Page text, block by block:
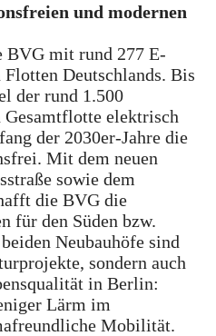
und modernen
BVG mit rund 277 E-
Flotten Deutschlands. Bis
der rund 1.500
Gesamtflotte elektrisch
der 2030er-Jahre die
Mit dem neuen
sowie dem
die BVG die
für den Süden bzw.
Neubauhöfe sind
sondern auch
in Berlin:
Lärm im
Mobilität.